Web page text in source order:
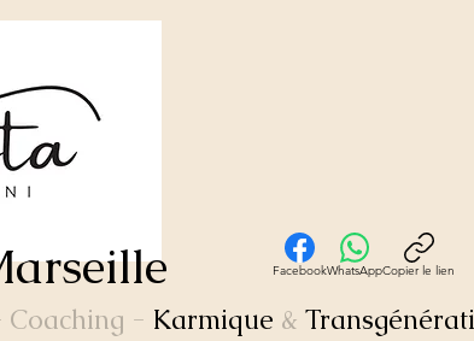
Coaching - Karmique &
FacebookWhatsAppCopier le lien